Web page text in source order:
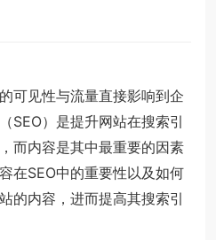
见性与流量直接影响到企
SEO）是提升网站在搜索引
而内容是其中最重要的因素
在SEO中的重要性以及如何
的内容，进而提高其搜索引